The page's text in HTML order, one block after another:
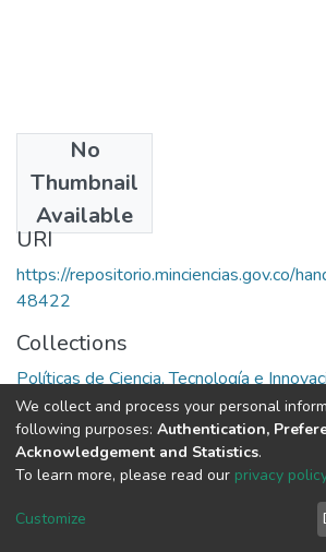
No
Thumbnail
Available
Publisher
OEA
URI
https://repositorio.minciencias.gov.co/
48422
Collections
Políticas de Ciencia, Tecnología e
Full item page
DSpace software copyright ©
Cookie
End User
We collect and process your personal
following purposes: Authentication,
Acknowledgement and Statistics.
To learn more, please read our privacy policy
Customize